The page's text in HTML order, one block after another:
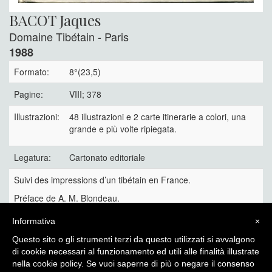
BACOT Jaques
Domaine Tibétain - Paris
1988
Formato:
8°(23,5)
Pagine:
VIII; 378
Illustrazioni:
48 illustrazioni e 2 carte itinerarie a colori, una
grande e più volte ripiegata.
Legatura:
Cartonato editoriale
Suivi des impressions d’un tibétain en France.
Préface de A. M. Blondeau.
Riedizione anastatica dell’edizione Hachette del 1912.
35 €
×
Informativa
Questo sito o gli strumenti terzi da questo utilizzati si avvalgono
di cookie necessari al funzionamento ed utili alle finalità illustrate
nella cookie policy. Se vuoi saperne di più o negare il consenso